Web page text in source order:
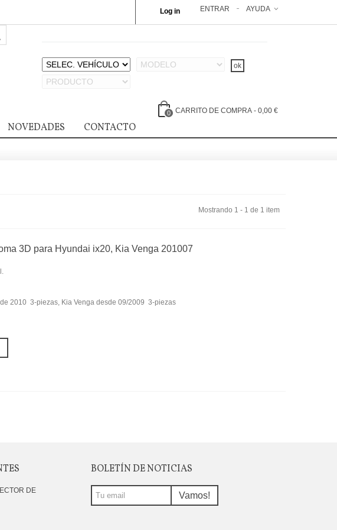
AYUDA
ENTRAR
Log in
0 CARRITO DE COMPRA - 0,00 €
NOVEDADES CONTACTO
Mostrando 1 - 1 de 1 item
3D para Hyundai ix20, Kia Venga 201007
2010 3-piezas, Kia Venga desde 09/2009 3-piezas
DE
BOLETÍN DE NOTICIAS
Vamos!